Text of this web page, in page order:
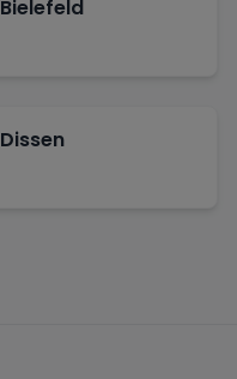
Bielefeld
Dissen